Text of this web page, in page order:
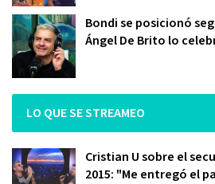
Bondi se posicionó
Ángel De Brito lo
LO QUE SE STREAMEO
Cristian U sobre el
2015: "Me entregó el